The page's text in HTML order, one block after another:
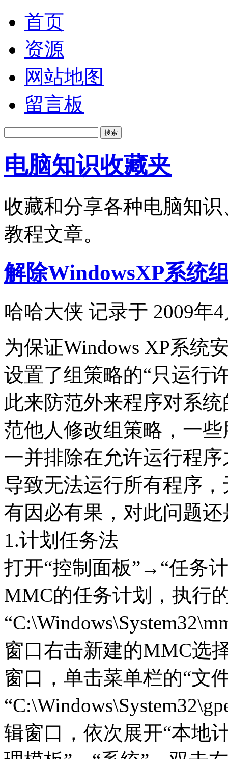
首页
资源
网站地图
留言板
电脑知识收藏夹
收藏和分享各种电脑知
教程文章。
解除WindowsXP系统
哈哈大侠 记录于 2009年
为保证Windows XP系统
设置了组策略的“只运行
此来防范外来程序对系
范他人修改组策略，一些
一并排除在允许运行程
导致无法运行所有程序
有因必有果，对此问题
1.计划任务法
打开“控制面板”→“任务
MMC的任务计划，执行
窗口右击新建的MMC选
窗口，单击菜单栏的“文
辑窗口，依次展开“本地